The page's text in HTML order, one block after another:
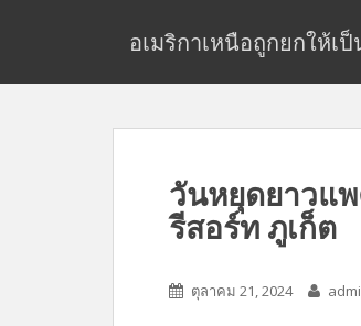
p
อเมริกาเหนือถูกยกให้เ
วันหยุดยาวแ
รีสอร์ท ภูเก็ต
ตุลาคม 21, 2024